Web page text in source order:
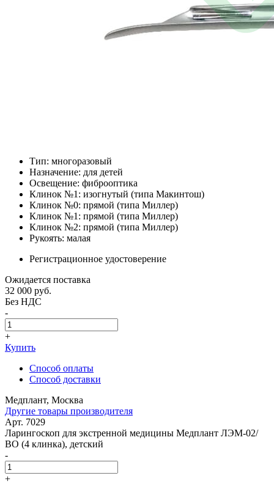
Тип: многоразовый
Назначение: для детей
Освещение: фиброоптика
Клинок №1: изогнутый (типа Maкинтош)
Клинок №0: прямой (типа Миллер)
Клинок №1: прямой (типа Миллер)
Клинок №2: прямой (типа Миллер)
Рукоять: малая
Регистрационное удостоверение
Ожидается поставка
32 000 руб.
Без НДС
-
+
Купить
Способ оплаты
Способ доставки
Медплант, Москва
Другие товары производителя
Арт. 7029
Ларингоскоп для экстренной медицины Медплант ЛЭМ-02/
ВО (4 клинка), детский
-
+